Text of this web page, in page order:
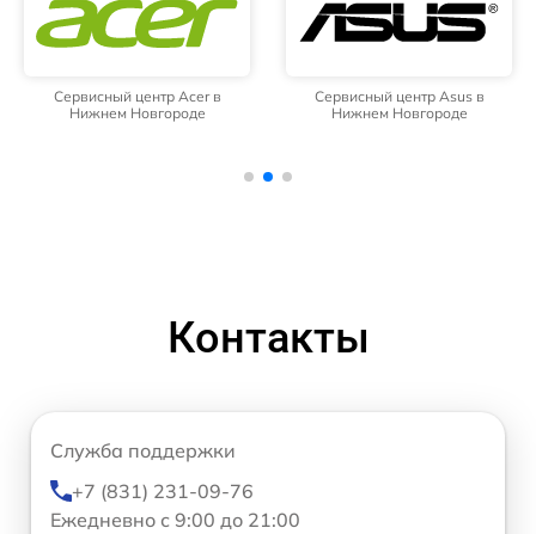
Сервисный центр Acer в
Нижнем Новгороде
Сервисный центр Asus в
Нижнем Новгороде
Контакты
Служба поддержки
+7 (831) 231-09-76
Ежедневно с 9:00 до 21:00